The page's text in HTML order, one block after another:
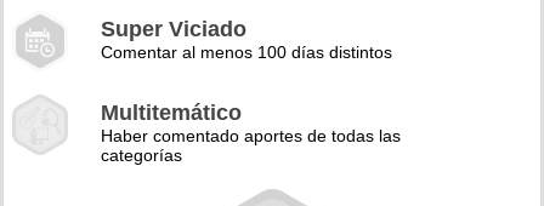
Super Viciado
Comentar al menos 100 días distintos
Multitemático
Haber comentado aportes de todas las
categorías